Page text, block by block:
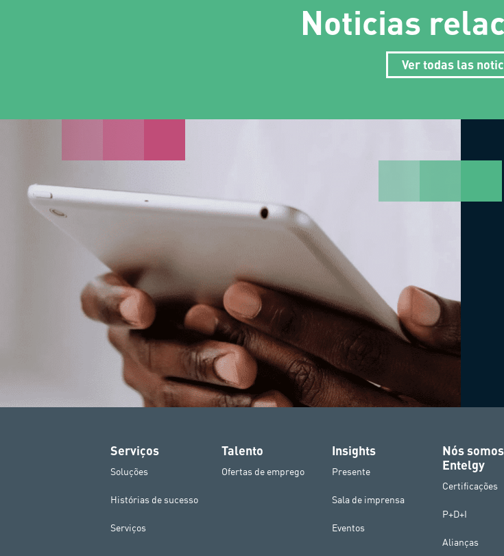
Noticias
Ver todas las
Serviços
Soluções
Histórias de sucesso
Serviços
Talento
Ofertas de emprego
Insights
Presente
Sala de imprensa
Eventos
Nós
Entelgy
Certificações
P+D+I
Alianças